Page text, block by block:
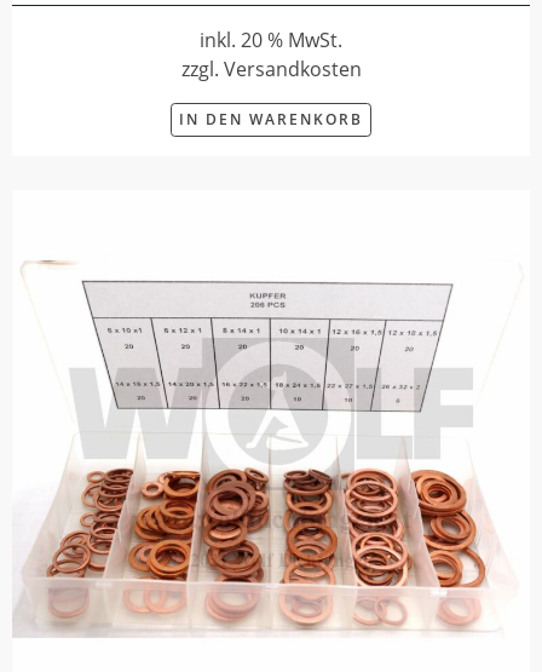
inkl. 20 % MwSt.
zzgl. Versandkosten
IN DEN WARENKORB